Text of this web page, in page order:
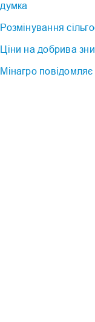
думка
Розмінування
Ціни на добрива
Мінагро